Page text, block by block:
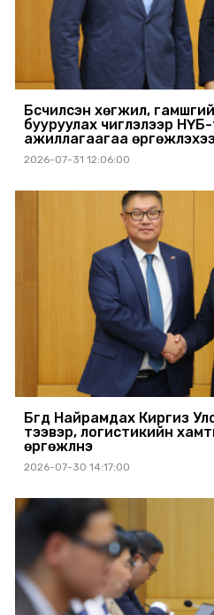
Бүсчилсэн хөгжил,
бууруулах чиглэлээр
ажиллагаагаа
2026-07-31 12:06:00
Бүгд Найрамдах Киргиз
тээвэр, логистикийн
өргөжүүлнэ
2026-07-30 14:17:00